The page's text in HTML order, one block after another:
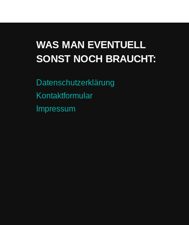
WAS MAN EVENTUELL
SONST NOCH BRAUCHT:
Datenschutzerklärung
Kontaktformular
Impressum